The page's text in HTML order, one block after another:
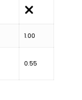
1.00
0.55